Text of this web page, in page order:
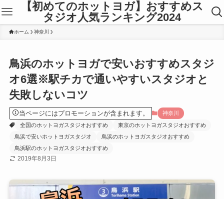
【初めてのホットヨガ】おすすめス
タジオ人気ランキング2024
ホーム 神奈川
鳥浜のホットヨガで安いおすすめスタジ
オ6選※駅チカで通いやすいスタジオと
失敗しないコツ
当ページにはプロモーションが含まれます。
神奈川
全国のホットヨガスタジオおすすめ
東京のホットヨガスタジオおすすめ
鳥浜で安いホットヨガスタジオ
鳥浜のホットヨガスタジオおすすめ
鳥浜駅のホットヨガスタジオおすすめ
2019年8月3日